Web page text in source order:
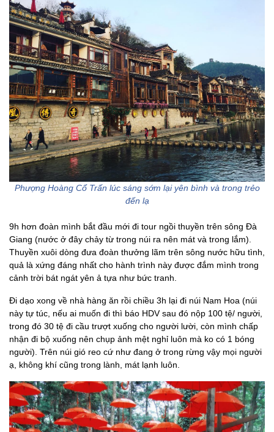
Phượng Hoàng Cổ Trấn lúc sáng sớm lại yên bình và trong trẻo
đến lạ
9h hơn đoàn mình bắt đầu mới đi tour ngồi thuyền trên sông Đà
Giang (nước ở đây chảy từ trong núi ra nên mát và trong lắm).
Thuyền xuôi dòng đưa đoàn thưởng lãm trên sông nước hữu tình,
quả là xứng đáng nhất cho hành trình này được đắm mình trong
cảnh trời bát ngát yên ả tựa như bức tranh.
Đi dạo xong về nhà hàng ăn rồi chiều 3h lại đi núi Nam Hoa (núi
này tự túc, nếu ai muốn đi thì báo HDV sau đó nộp 100 tệ/ người,
trong đó 30 tệ đi cầu trượt xuống cho người lười, còn mình chấp
nhận đi bộ xuống nên chụp ảnh mệt nghỉ luôn mà ko có 1 bóng
người). Trên núi gió reo cứ như đang ở trong rừng vậy mọi người
ạ, không khí cũng trong lành, mát lạnh luôn.